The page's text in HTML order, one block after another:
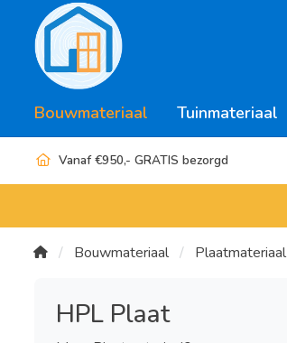
Bouwmateriaal Tuinmateriaal
Vanaf €950,- GRATIS bezorgd
Bouwmateriaal Plaatmateriaal
HPL Plaat